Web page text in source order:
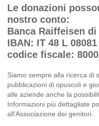
Le donazioni
nostro conto:
Banca Raiffeisen
IBAN: IT 48 L
codice fiscale:
Siamo sempre alla ricerca di
pubblicazioni di opuscoli e
alle aziende anche la
Informazioni più dettagliate
all'Associazione dei genitori.